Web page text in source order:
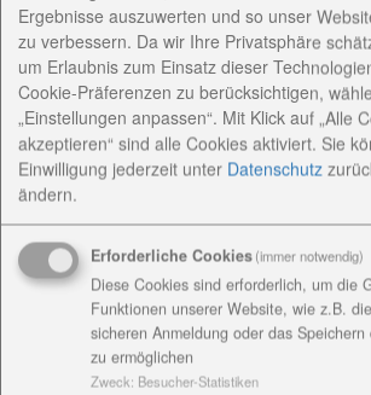
der Werkstätten Altengesees, eine
mehr. Bei schönem Wetter findet das
des Seniorenzentrums statt. Jeder
willkommen.
Seit 20 Jahren sind die Schwestern
Mitarbeitenden der Diakonie-
Lobenstein für hilfebedürftige
vor allem alt gewordene Frauen und
auch junge, kranke oder behinderte
Pflegefachkräfte und Pflegehelfer
Menschen nach Hause, helfen bei
Ergebnisse auszuwerten und so unser
zu verbessern. Da wir Ihre Privatsphäre
um Erlaubnis zum Einsatz dieser
Cookie-Präferenzen zu berücksichtigen,
„Einstellungen anpassen“. Mit Klick auf „Alle
akzeptieren“ sind alle Cookies aktiviert. Sie
Einwilligung jederzeit unter Datenschutz
ändern.
Erforderliche Cookies(immer notwendig)
Diese Cookies sind erforderlich, um die
Funktionen unserer Website, wie z.B.
sicheren Anmeldung oder das
zu ermöglichen
Zweck: Besucher-Statistiken